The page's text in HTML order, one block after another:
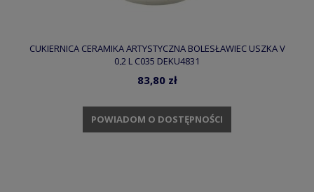
CUKIERNICA CERAMIKA ARTYSTYCZNA BOLESŁAWIEC USZKA V
0,2 L C035 DEKU4831
83,80 zł
POWIADOM O DOSTĘPNOŚCI